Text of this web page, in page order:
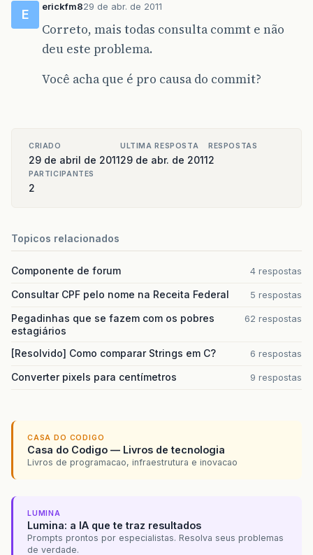
E
erickfm829 de abr. de 2011
Correto, mais todas consulta commt e não
deu este problema.
Você acha que é pro causa do commit?
CRIADO
29 de abril de 2011
ULTIMA RESPOSTA
29 de abr. de 2011
RESPOSTAS
2
PARTICIPANTES
2
Topicos relacionados
Componente de forum 4 respostas
Consultar CPF pelo nome na Receita Federal 5 respostas
Pegadinhas que se fazem com os pobres
estagiários
62 respostas
[Resolvido] Como comparar Strings em C? 6 respostas
Converter pixels para centímetros 9 respostas
CASA DO CODIGO
Casa do Codigo — Livros de tecnologia
Livros de programacao, infraestrutura e inovacao
LUMINA
Lumina: a IA que te traz resultados
Prompts prontos por especialistas. Resolva seus problemas
de verdade.